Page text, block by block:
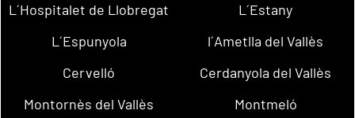
L´Hospitalet de Llobregat
L´Estany
L´Espunyola
l´Ametlla del Vallès
Cervelló
Cerdanyola del Vallès
Montornès del Vallès
Montmeló